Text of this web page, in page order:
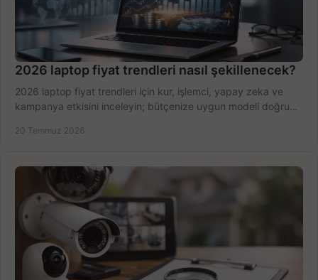
2026 laptop fiyat trendleri nasıl şekillenecek?
2026 laptop fiyat trendleri için kur, işlemci, yapay zeka ve
kampanya etkisini inceleyin; bütçenize uygun modeli doğru
20 Temmuz 2026